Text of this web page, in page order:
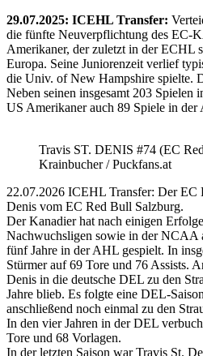
29.07.2025: ICEHL Transfer:
die fünfte Neuverpflichtung des EC-
Amerikaner, der zuletzt in der ECHL
Europa. Seine Juniorenzeit verlief
die Univ. of New Hampshire spielte.
Neben seinen insgesamt 203 Spielen
US Amerikaner auch 89 Spiele in der
Travis ST. DENIS #74 (EC
Krainbucher / Puckfans.at
22.07.2026 ICEHL Transfer: Der
Denis vom EC Red Bull Salzburg.
Der Kanadier hat nach einigen
Nachwuchsligen sowie in der NCAA
fünf Jahre in der AHL gespielt. In
Stürmer auf 69 Tore und 76 Assists.
Denis in die deutsche DEL zu den
Jahre blieb. Es folgte eine DEL-
anschließend noch einmal zu den
In den vier Jahren in der DEL
Tore und 68 Vorlagen.
In der letzten Saison war Travis St.